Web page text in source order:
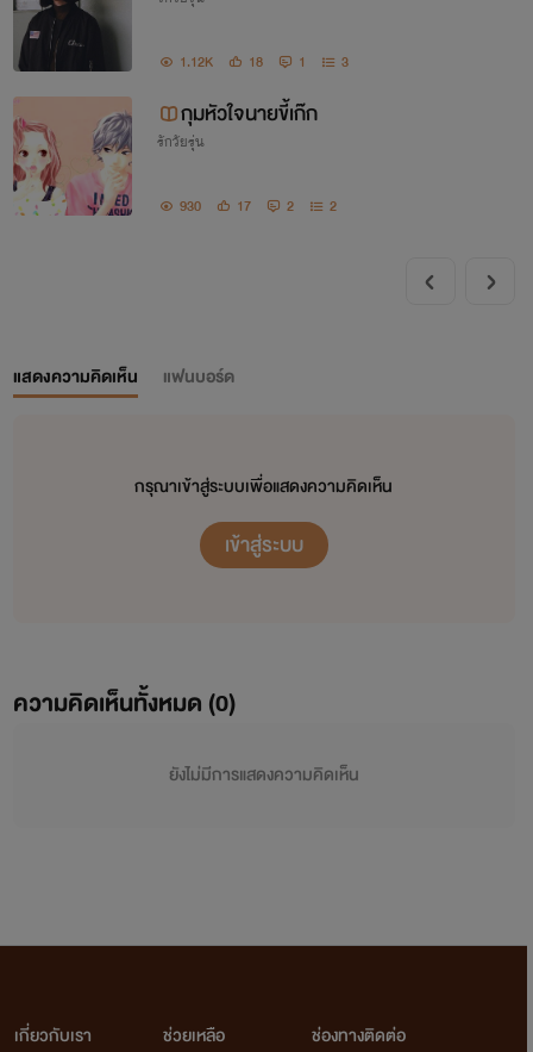
1.12K 18 1 3
กุมหัวใจนายขี้เก๊ก
รักวัยรุ่น
930 17 2 2
แสดงความคิดเห็น แฟนบอร์ด
กรุณาเข้าสู่ระบบเพื่อแสดงความคิดเห็น
เข้าสู่ระบบ
ความคิดเห็นทั้งหมด (0)
ยังไม่มีการแสดงความคิดเห็น
เกี่ยวกับเรา
ช่วยเหลือ
ช่องทางติดต่อ